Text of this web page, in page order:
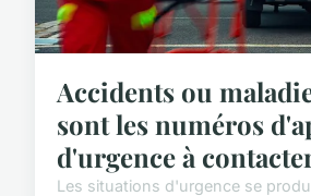
Accidents ou
sont les numéros
d'urgence à
Les situations d'urgence se